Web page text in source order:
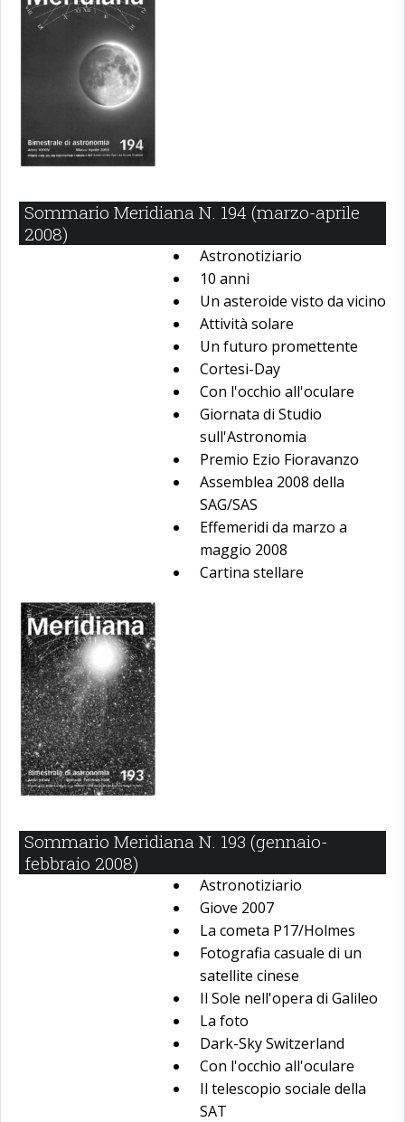
Sommario Meridiana N. 194 (marzo-aprile
2008)
Astronotiziario
10 anni
Un asteroide visto da vicino
Attività solare
Un futuro promettente
Cortesi-Day
Con l'occhio all'oculare
Giornata di Studio
sull'Astronomia
Premio Ezio Fioravanzo
Assemblea 2008 della
SAG/SAS
Effemeridi da marzo a
maggio 2008
Cartina stellare
Sommario Meridiana N. 193 (gennaio-
febbraio 2008)
Astronotiziario
Giove 2007
La cometa P17/Holmes
Fotografia casuale di un
satellite cinese
Il Sole nell'opera di Galileo
La foto
Dark-Sky Switzerland
Con l'occhio all'oculare
Il telescopio sociale della
SAT